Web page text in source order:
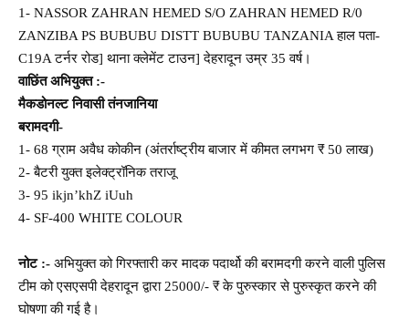
1- NASSOR ZAHRAN HEMED S/O ZAHRAN HEMED R/0
ZANZIBA PS BUBUBU DISTT BUBUBU TANZANIA हाल पता-
C19A टर्नर रोड] थाना क्लेमेंट टाउन] देहरादून उम्र 35 वर्ष।
वाछिंत अभियुक्त :-
मैकडोनल्ट निवासी तंनजानिया
बरामदगी-
1- 68 ग्राम अवैध कोकीन (अंतर्राष्ट्रीय बाजार में कीमत लगभग ₹ 50 लाख)
2- बैटरी युक्त इलेक्ट्रॉनिक तराजू
3- 95 ikjn’khZ iUuh
4- SF-400 WHITE COLOUR
नोट :- अभियुक्त को गिरफ्तारी कर मादक पदार्थो की बरामदगी करने वाली पुलिस
टीम को एसएसपी देहरादून द्वारा 25000/- ₹ के पुरुस्कार से पुरुस्कृत करने की
घोषणा की गई है।